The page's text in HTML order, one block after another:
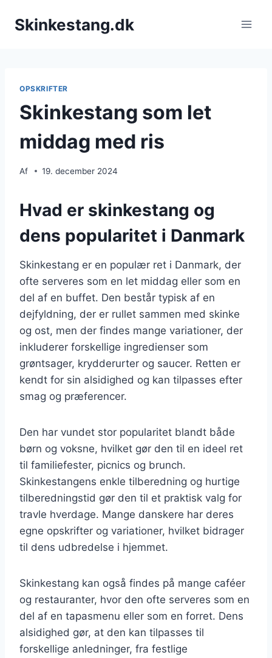
Skinkestang.dk
OPSKRIFTER
Skinkestang som let
middag med ris
Af 19. december 2024
Hvad er skinkestang og
dens popularitet i Danmark
Skinkestang er en populær ret i Danmark, der
ofte serveres som en let middag eller som en
del af en buffet. Den består typisk af en
dejfyldning, der er rullet sammen med skinke
og ost, men der findes mange variationer, der
inkluderer forskellige ingredienser som
grøntsager, krydderurter og saucer. Retten er
kendt for sin alsidighed og kan tilpasses efter
smag og præferencer.
Den har vundet stor popularitet blandt både
børn og voksne, hvilket gør den til en ideel ret
til familiefester, picnics og brunch.
Skinkestangens enkle tilberedning og hurtige
tilberedningstid gør den til et praktisk valg for
travle hverdage. Mange danskere har deres
egne opskrifter og variationer, hvilket bidrager
til dens udbredelse i hjemmet.
Skinkestang kan også findes på mange caféer
og restauranter, hvor den ofte serveres som en
del af en tapasmenu eller som en forret. Dens
alsidighed gør, at den kan tilpasses til
forskellige anledninger, fra festlige